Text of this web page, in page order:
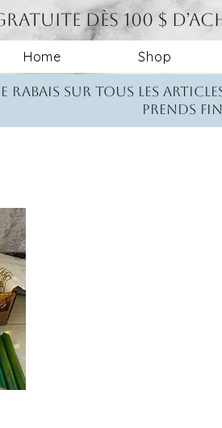
dès 100 $
Home Shop
rabais sur tous les
Prends